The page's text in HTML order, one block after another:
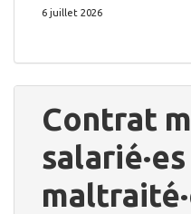
6 juillet 2026
Contrat
salarié·es